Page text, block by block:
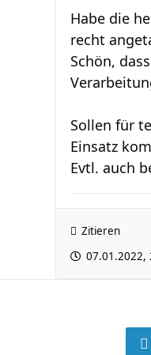
Habe die
recht
Schön,
Sollen für
Einsatz
Evtl. auch
Zitieren
07.01.2022,